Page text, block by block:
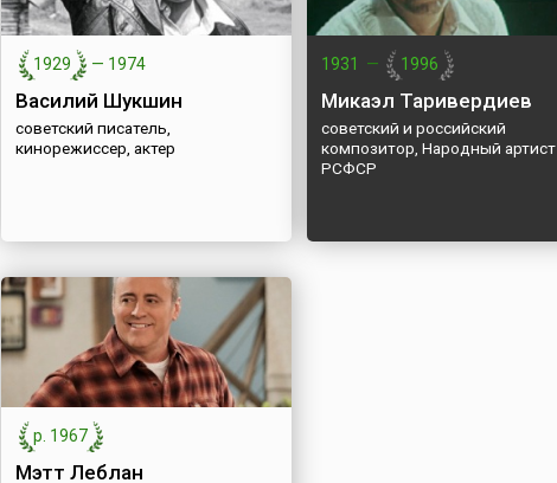
1929 — 1974
Василий Шукшин
советский писатель,
кинорежиссер, актер
1931 — 1996
Микаэл Таривердиев
советский и российский
композитор, Народный артист
РСФСР
р. 1967
Мэтт Леблан